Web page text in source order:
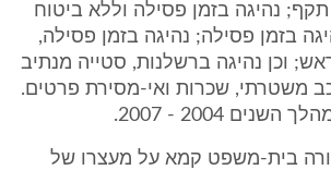
תקף; נהיגה בזמן פסילה וללא ביטוח
בזמן פסילה; נהיגה בזמן פסילה,
וכן נהיגה ברשלנות, סטייה מנתיב
משטרתי, שכרות ואי-מסירת פרטים.
2004 - 2007.
ביום 1/1/07 הורה בית-משפט קמא על מעצרו של